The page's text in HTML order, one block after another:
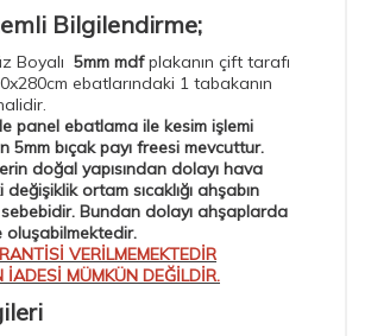
Bilgilendirme;
Boyalı 5mm mdfplakanın çift tarafı
ebatlarındaki 1 tabakanın
panel ebatlama ile kesim işlemi
5mm bıçak payı freesi mevcuttur.
doğal yapısından dolayı hava
ortam sıcaklığı ahşabın
sebebidir. Bundan dolayı ahşaplarda
oluşabilmektedir.
VERİLMEMEKTEDİR
İADESİ MÜMKÜN DEĞİLDİR.